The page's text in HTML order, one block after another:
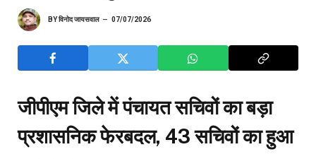
BYविनोद जायसवाल 07/07/2026
जीपीएम जिले में पंचायत सचिवों का बड़ा
प्रशासनिक फेरबदल, 43 सचिवों का हुआ